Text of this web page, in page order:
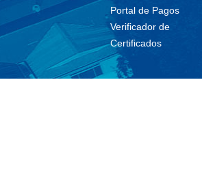
Portal de Pagos
Verificador de
Certificados